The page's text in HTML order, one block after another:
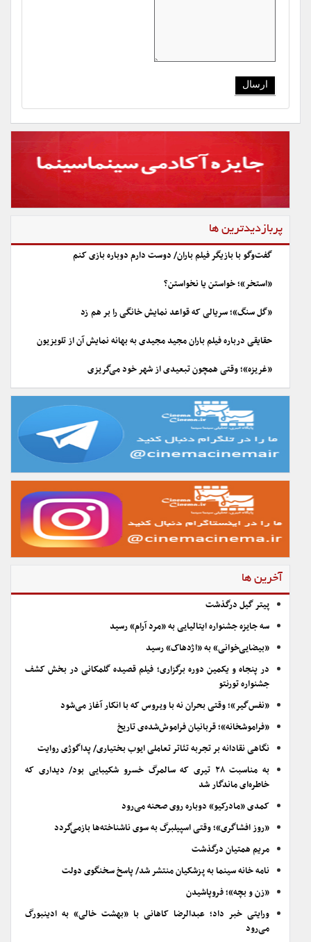
پربازدیدترین ها
گفت‌وگو با بازیگر فیلم باران/ دوست دارم دوباره بازی کنم
«استخر»؛ خواستن یا نخواستن؟
«گل سنگ»؛ سریالی که قواعد نمایش خانگی را بر هم زد
حقایقی درباره فیلم باران مجید مجیدی به بهانه نمایش آن از تلویزیون
«غریزه»؛ وقتی همچون تبعیدی از شهر خود می‌گریزی
آخرین ها
پیتر گیل درگذشت
سه جایزه جشنواره ایتالیایی به «مرد آرام» رسید
«بیضایی‌خوانی» به «اژدهاک» رسید
در پنجاه و یکمین دوره برگزاری؛ فیلم قصیده گلمکانی در بخش کشف
جشنواره تورنتو
«نفس‌گیر»؛ وقتی بحران نه با ویروس که با انکار آغاز می‌شود
«فراموشخانه»؛ قربانیان فراموش‌شده‌ی تاریخ
نگاهی نقادانه بر تجربه تئاتر تعاملی ایوب بختیاری/ پداگوژی روایت
به مناسبت ۲۸ تیری که سالمرگ خسرو شکیبایی بود/ دیداری که
خاطره‌ای ماندگار شد
کمدی «مادرکیو» دوباره روی صحنه می‌رود
«روز افشاگری»؛ وقتی اسپیلبرگ به سوی ناشناخته‌ها بازمی‌گردد
مریم همتیان درگذشت
نامه خانه سینما به پزشکیان منتشر شد/ پاسخ سخنگوی دولت
«زن و بچه»؛ فروپاشیدن
ورایتی خبر داد؛ عبدالرضا کاهانی با «بهشت خالی» به ادینبورگ
می‌رود